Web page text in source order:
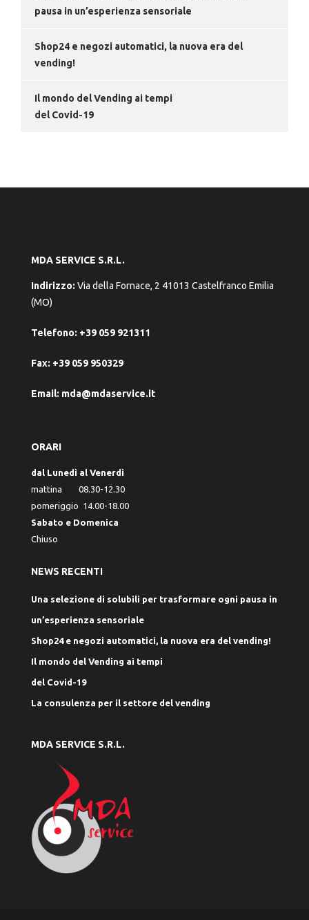
pausa in un’esperienza sensoriale
Shop24 e negozi automatici, la nuova era del
vending!
Il mondo del Vending ai tempi
del Covid-19
MDA SERVICE S.R.L.
Indirizzo: Via della Fornace, 2 41013 Castelfranco Emilia
(MO)
Telefono: +39 059 921311
Fax: +39 059 950329
Email: mda@mdaservice.it
ORARI
dal Lunedì al Venerdì
mattina 08.30-12.30
pomeriggio 14.00-18.00
Sabato e Domenica
Chiuso
NEWS RECENTI
Una selezione di solubili per trasformare ogni pausa in
un’esperienza sensoriale
Shop24 e negozi automatici, la nuova era del vending!
Il mondo del Vending ai tempi
del Covid-19
La consulenza per il settore del vending
MDA SERVICE S.R.L.